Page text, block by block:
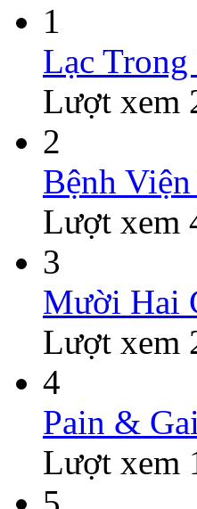
1
Lạc Trong
Lượt xem
2
Bệnh
Lượt xem
3
Mười Hai
Lượt xem
4
Pain &
Lượt xem